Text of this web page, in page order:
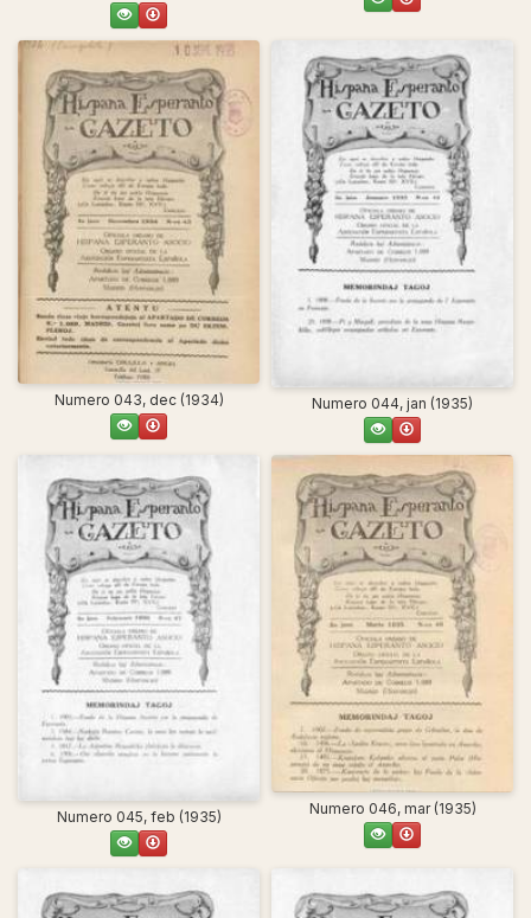
Numero 043, dec (1934) Numero 044, jan (1935)
Numero 045, feb (1935) Numero 046, mar (1935)